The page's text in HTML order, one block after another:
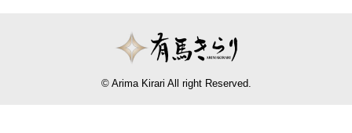
© Arima Kirari All right Reserved.